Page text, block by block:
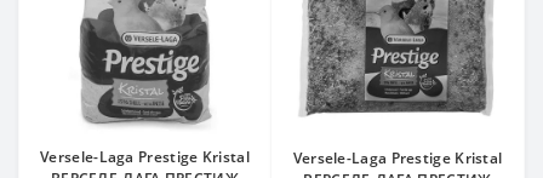
Versele-Laga Prestige Kristal
Versele-Laga Prestige Kristal